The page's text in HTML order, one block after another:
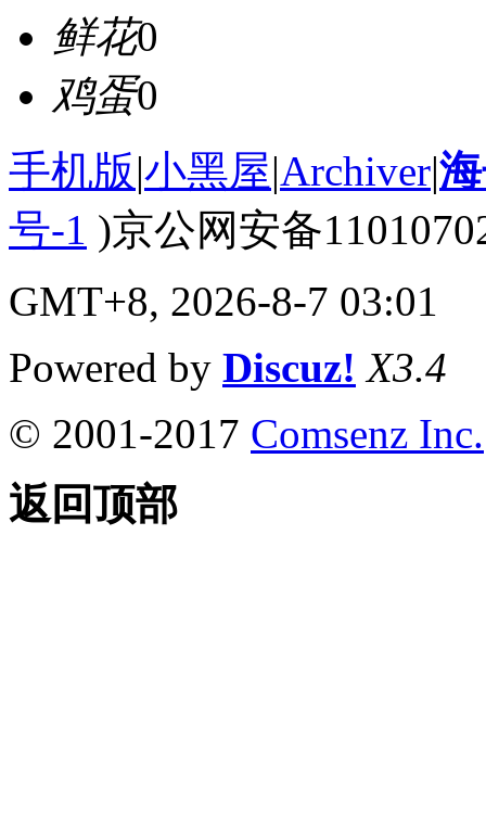
鲜花0
鸡蛋0
手机版|小黑屋|Archiver|
号-1 )京公网安备
GMT+8, 2026-8-7 03:01
Powered by Discuz! X3.4
© 2001-2017 Comsenz Inc.
返回顶部